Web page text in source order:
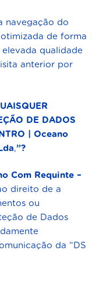
navegação do
de forma
qualidade
anterior por
DE DADOS
| Oceano
,”?
Com Requinte –
direito de a
ou
de Dados
da “DS